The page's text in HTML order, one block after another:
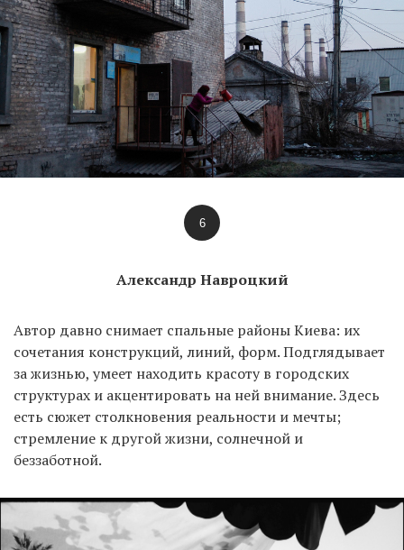
6
Александр Навроцкий
Автор давно снимает спальные районы Киева: их
сочетания конструкций, линий, форм. Подглядывает
за жизнью, умеет находить красоту в городских
структурах и акцентировать на ней внимание. Здесь
есть сюжет столкновения реальности и мечты;
стремление к другой жизни, солнечной и
беззаботной.